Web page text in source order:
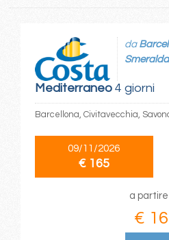
Mediterraneo4 giorni
da
Smeralda
Barcellona, Civitavecchia,
09/11/2026
€ 165
a
€